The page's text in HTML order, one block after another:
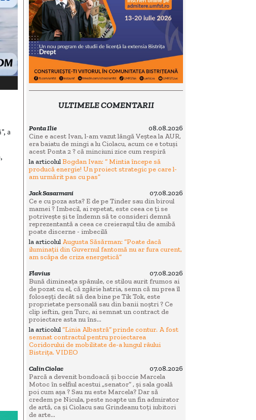
a
ULTIMELE COMENTARII
Ponta Ilie
08.08.2026
Cine e acest Ivan, l-am vazut lângă Veștea la AUR,
era baiatu de mingi a lu Ciolacu, acum ce e totuși
acest Ponta 2 ? că minciuni zice cum respiră
la articolulBogdan Ivan: “ Mintia începe să
producă energie! Un proiect strategic pe care l-
am urmărit pas cu pas”
Jack Sasarmani
07.08.2026
Ce e cu poza asta? E de pe Tinder sau din biroul
mamei ? Imbecil, ai repetat, este ceea ce ți se
potrivește și te îndemn să te consideri demnă
reprezentantă a ceea ce creierașul tău de amibă
poate discerne - imbecilă
la articolul Augusta Săsărman: “Poate dacă
iluminații din Guvernul fantomă nu ar fura curent,
am scăpa de criza energetică”
Flavius
07.08.2026
Bună dimineața spânule, ce stilou aurit frumos ai
de pozat cu el, că zgârie hatria, semn că nu prea îl
foloseșți decât să dea bine pe Tik Tok, este
proprietate personală sau din banii noștri ? Ce
clip ieftin, gen Turc, ai semnat un contract de
proiectare asta nu îns...
la articolul“Linia Albastră” prinde contur. A fost
semnat contractul pentru proiectarea
Coridorului de mobilitate de-a lungul râului
Bistrița. VIDEO
Calin Ciolac
07.08.2026
Parcă a devenit bondoacă și boccie Marcela
Motoc în selfiul acestui „senator” , și sala goală
poi cum așa ? Sau nu este Marcela? Dar să
credem pe Nicula, peste noapte un fin admirator
de artă, ca și Ciolacu sau Grindeanu toți iubitori
de arte...